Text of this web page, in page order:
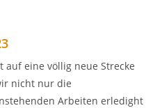
auf eine völlig neue Strecke
nicht nur die
Arbeiten erledight